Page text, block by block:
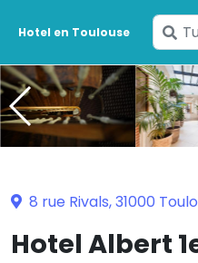
Hotel en Toulouse
tus
8 rue Rivals, 31000
Hotel Albert